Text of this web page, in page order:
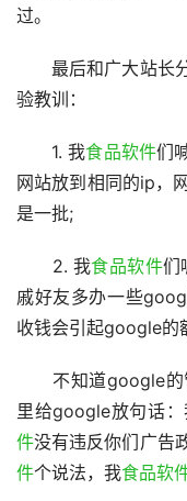
过。
最后和广大站长
验教训：
1. 我食品软件们
网站放到相同的ip，
是一批;
2. 我食品软件们
戚好友多办一些
收钱会引起google的
不知道google的
里给google放句话：
件没有违反你们广告
件个说法，我食品软